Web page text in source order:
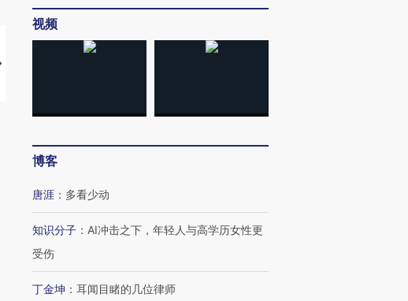
【推广】走进第四届链博
视频
博客
唐涯 ： 多看少动
知识分子 ： AI冲击之下，年轻人与高学历女性更
受伤
丁金坤 ： 耳闻目睹的几位律师